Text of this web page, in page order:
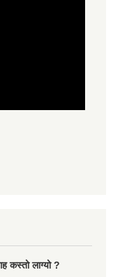
कस्तो लाग्यो ?